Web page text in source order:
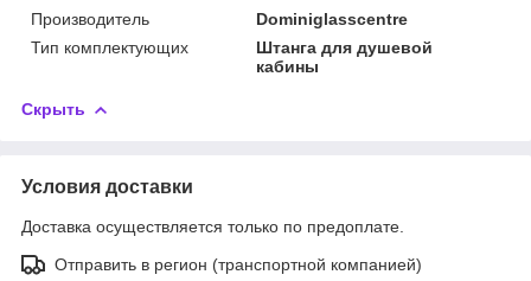
Производитель
Dominiglasscentre
Тип комплектующих
Штанга для душевой
кабины
Скрыть
Условия доставки
Доставка осуществляется только по предоплате.
Отправить в регион (транспортной компанией)